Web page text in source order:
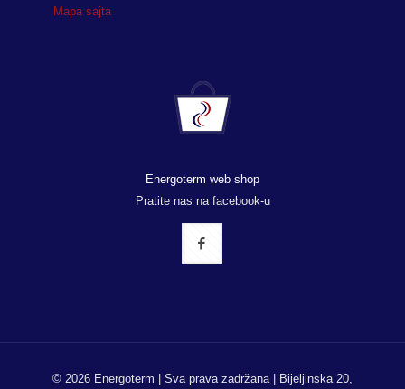
Mapa sajta
Energoterm web shop
Pratite nas na facebook-u
© 2026 Energoterm | Sva prava zadržana | Bijeljinska 20,